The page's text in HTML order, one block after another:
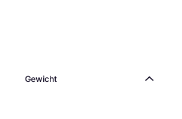
Gewicht